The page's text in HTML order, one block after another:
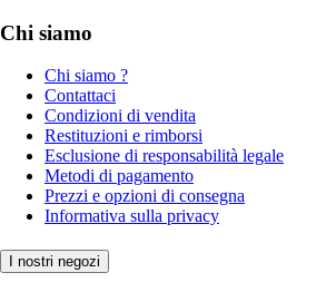
Chi siamo
Chi siamo ?
Contattaci
Condizioni di vendita
Restituzioni e rimborsi
Esclusione di responsabilità legale
Metodi di pagamento
Prezzi e opzioni di consegna
Informativa sulla privacy
I nostri negozi